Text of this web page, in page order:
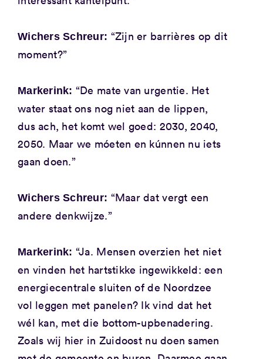
Wichers Schreur: “Zijn er barrières op dit
moment?”
Markerink: “De mate van urgentie. Het
water staat ons nog niet aan de lippen,
dus ach, het komt wel goed: 2030, 2040,
2050. Maar we móeten en kúnnen nu iets
gaan doen.”
Wichers Schreur: “Maar dat vergt een
andere denkwijze.”
Markerink: “Ja. Mensen overzien het niet
en vinden het hartstikke ingewikkeld: een
energiecentrale sluiten of de Noordzee
vol leggen met panelen? Ik vind dat het
wél kan, met die bottom-upbenadering.
Zoals wij hier in Zuidoost nu doen samen